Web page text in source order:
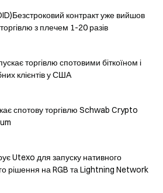
контракт уже вийшов
з плечем 1-20 разів
торгівлю спотовими біткоїном і
клієнтів у США
спотову торгівлю Schwab Crypto
Utexo для запуску нативного
рішення на RGB та Lightning Network